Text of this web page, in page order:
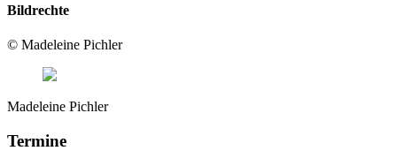
Bildrechte
© Madeleine Pichler
Madeleine Pichler
Termine